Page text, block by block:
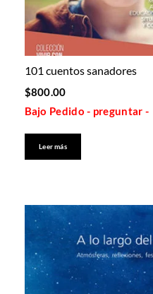
101 cuentos sanadores
$800.00
Bajo Pedido - preguntar -
Leer más